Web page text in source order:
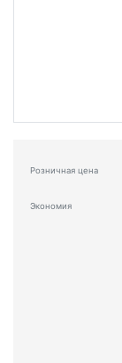
Розничная цена
Экономия